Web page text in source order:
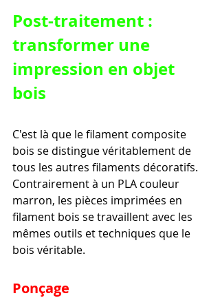
Post-traitement :
transformer une
impression en objet
bois
C'est là que le filament composite
bois se distingue véritablement de
tous les autres filaments décoratifs.
Contrairement à un PLA couleur
marron, les pièces imprimées en
filament bois se travaillent avec les
mêmes outils et techniques que le
bois véritable.
Ponçage